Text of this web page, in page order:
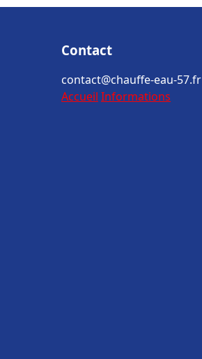
Contact
contact@chauffe-eau-57.fr
Accueil Informations